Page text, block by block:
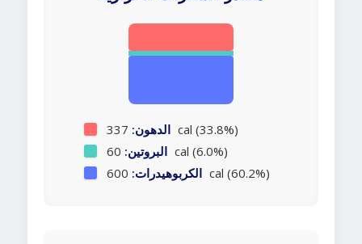
الدهون: 337 cal (33.8%)
البروتين: 60 cal (6.0%)
الكربوهيدرات: 600 cal (60.2%)